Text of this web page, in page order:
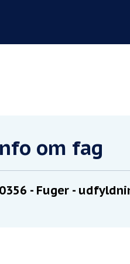
om fag
- Fuger -